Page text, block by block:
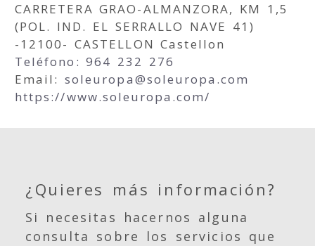
CARRETERA GRAO-ALMANZORA, KM 1,5
(POL. IND. EL SERRALLO NAVE 41)
-12100- CASTELLON Castellon
Teléfono: 964 232 276
Email:soleuropa
soleuropa.com
https://www.soleuropa.com/
¿Quieres más información?
Si necesitas hacernos alguna
consulta sobre los servicios que